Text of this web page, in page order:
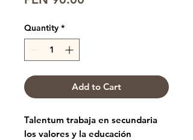
Quantity *
Add to Cart
Talentum trabaja en secundaria
los valores y la educación